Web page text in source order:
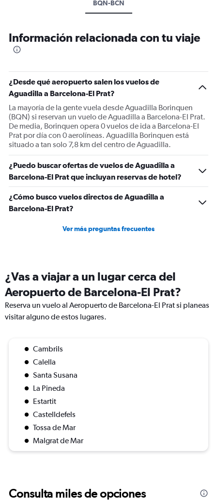
BQN-BCN
Información relacionada con tu viaje
¿Desde qué aeropuerto salen los vuelos de
Aguadilla a Barcelona-El Prat?
La mayoría de la gente vuela desde Aguadilla Borinquen
(BQN) si reservan un vuelo de Aguadilla a Barcelona-El Prat.
De media, Borinquen opera 0 vuelos de ida a Barcelona-El
Prat por día con 0 aerolíneas. Aguadilla Borinquen está
situado a tan solo 7,8 km del centro de Aguadilla.
¿Puedo buscar ofertas de vuelos de Aguadilla a
Barcelona-El Prat que incluyan reservas de hotel?
¿Cómo busco vuelos directos de Aguadilla a
Barcelona-El Prat?
Ver más preguntas frecuentes
¿Vas a viajar a un lugar cerca del
Aeropuerto de Barcelona-El Prat?
Reserva un vuelo al Aeropuerto de Barcelona-El Prat si planeas
visitar alguno de estos lugares.
Cambrils
Calella
Santa Susana
La Pineda
Estartit
Castelldefels
Tossa de Mar
Malgrat de Mar
Consulta miles de opciones